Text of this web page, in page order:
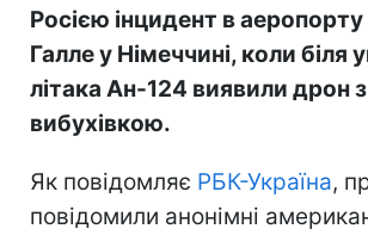
Росією інцидент в
Галле у Німеччині, коли біля
літака Ан-124 виявили дрон з
вибухівкою.
Як повідомляє РБК-Україна,
повідомили анонімні